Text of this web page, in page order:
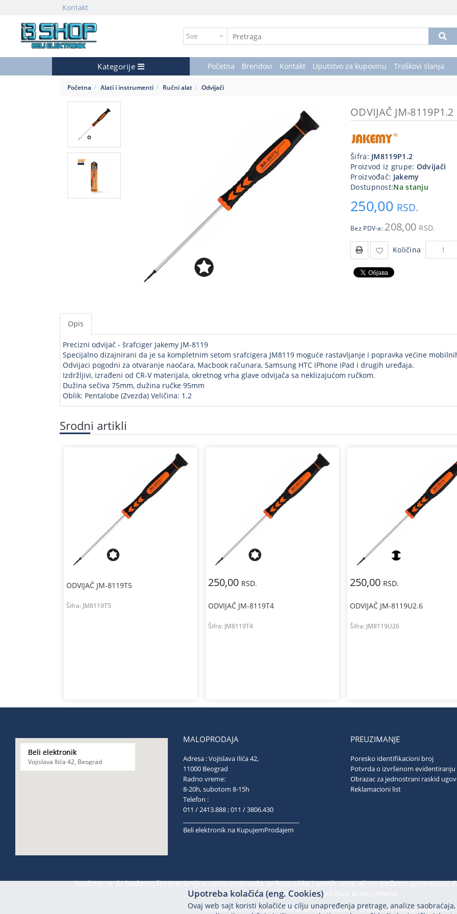
Kontakt
Kategorije Početna Brendovi Kontakt Uputstvo za kupovinu Troškovi slanja
Početna Alati i instrumenti Ručni alat Odvijači
ODVIJAČ JM-8119P1.2
Šifra: JM8119P1.2
Proizvod iz grupe: Odvijači
Proizvođač: Jakemy
Dostupnost:Na stanju
250,00 RSD.
Bez PDV-a: 208,00 RSD.
Količina
Opis
Precizni odvijač - šrafciger Jakemy JM-8119
Specijalno dizajnirani da je sa kompletnim setom srafcigera JM8119 moguće rastavljanje i popravka većine
Odvijaci pogodni za otvaranje naočara, Macbook računara, Samsung HTC iPhone iPad i drugih uređaja.
Izdržljivi, izrađeni od CR-V materijala, okretnog vrha glave odvijača sa neklizajućom ručkom.
Dužina sečiva 75mm, dužina ručke 95mm
Oblik: Pentalobe (Zvezda) Veličina: 1.2
Srodni artikli
ODVIJAČ JM-8119T5
Šifra: JM8119T5
250,00 RSD.
ODVIJAČ JM-8119T4
Šifra: JM8119T4
250,00 RSD.
ODVIJAČ JM-8119U2.6
Šifra: JM8119U26
Beli elektronik
Vojislava Ilića 42, Beograd
MALOPRODAJA
Adresa : Vojislava Ilića 42,
11000 Beograd
Radno vreme:
8-20h, subotom 8-15h
Telefon :
011 / 2413.888 ; 011 / 3806.430
Beli elektronik na KupujemProdajem
PREUZIMANJE
Poresko identifikacioni broj
Potvrda o izvršenom evidentiranju
Obrazac za jednostrani raskid
Reklamacioni list
Trudimo se da budemo što precizniji u opisu proizvoda, prikazu slika i samih cena, ali ne možemo garantovati
Prodavac zadržava pravo izmene.
Beli elektronik © 2026. Sva prava zadržana. -Izrada internet prodavnice-
Upotreba kolačića (eng. Cookies)
Ovaj web sajt koristi kolačiće u cilju unapređenja pretrage, analize saobraćaja,